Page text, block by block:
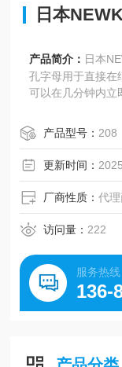
日本
产品简介： 日本
孔字母用于直接在
可以在几分钟内立
连续的数字被打孔
产品型号： 208
更新时间：
厂商性质：代
访问量： 222
服务热线
136-